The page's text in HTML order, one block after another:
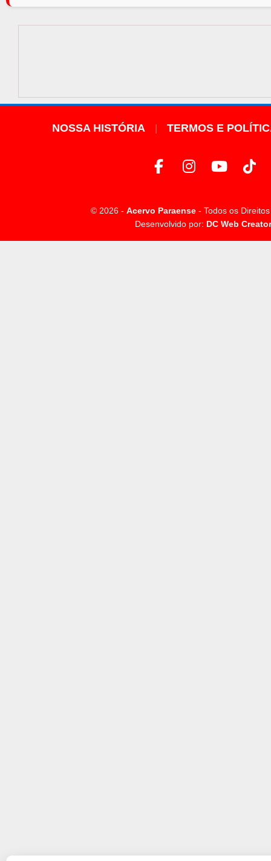
NOSSA HISTÓRIA TERMOS E
© 2026 - Acervo Paraense - Todos os
Desenvolvido por: DC Web